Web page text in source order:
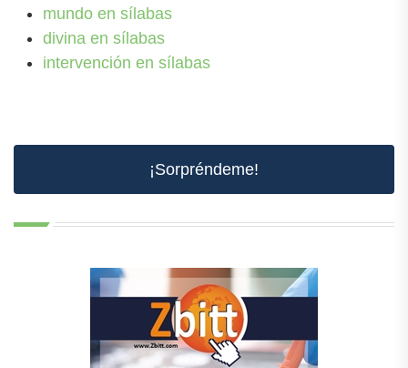
mundo en sílabas
divina en sílabas
intervención en sílabas
¡Sorpréndeme!